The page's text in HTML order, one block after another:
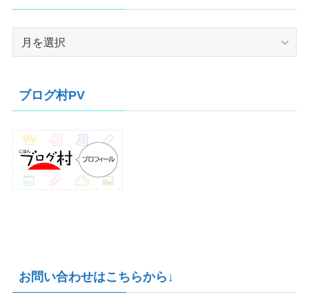
ブ
ブログ村PV
お問い合わせはこちらから↓